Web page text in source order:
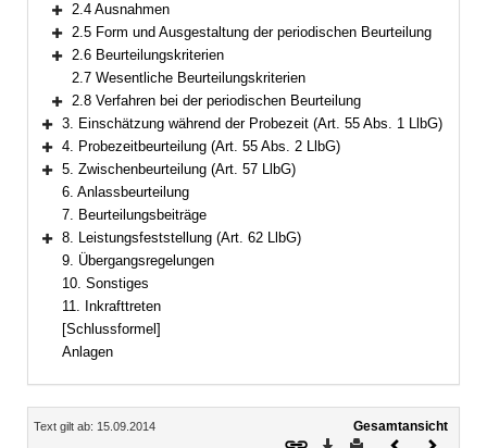
Bereich erweitern
2.4 Ausnahmen
Bereich erweitern
2.5 Form und Ausgestaltung der periodischen Beurteilung
Bereich erweitern
2.6 Beurteilungskriterien
2.7 Wesentliche Beurteilungskriterien
Bereich erweitern
2.8 Verfahren bei der periodischen Beurteilung
Bereich erweitern
3. Einschätzung während der Probezeit (Art. 55 Abs. 1 LlbG)
Bereich erweitern
4. Probezeitbeurteilung (Art. 55 Abs. 2 LlbG)
Bereich erweitern
5. Zwischenbeurteilung (Art. 57 LlbG)
6. Anlassbeurteilung
7. Beurteilungsbeiträge
Bereich erweitern
8. Leistungsfeststellung (Art. 62 LlbG)
9. Übergangsregelungen
10. Sonstiges
11. Inkrafttreten
[Schlussformel]
Anlagen
Inhalt
Text gilt ab: 15.09.2014
Gesamtansicht
Download
DruckenVorheriges